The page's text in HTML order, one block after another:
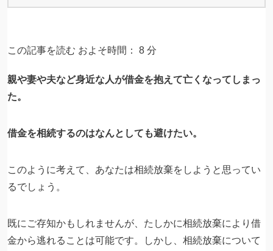
この記事を読む およそ時間： 8 分
親や妻や夫など身近な人が借金を抱えて亡くなってしまっ
た。
借金を相続するのはなんとしても避けたい。
このように考えて、あなたは相続放棄をしようと思ってい
るでしょう。
既にご存知かもしれませんが、たしかに相続放棄により借
金から逃れることは可能です。しかし、相続放棄について